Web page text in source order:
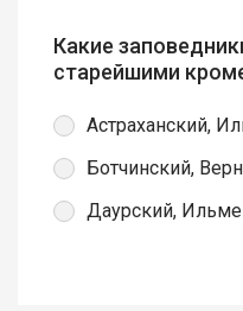
Какие
старейшими
Астраханский,
Ботчинский,
Даурский,